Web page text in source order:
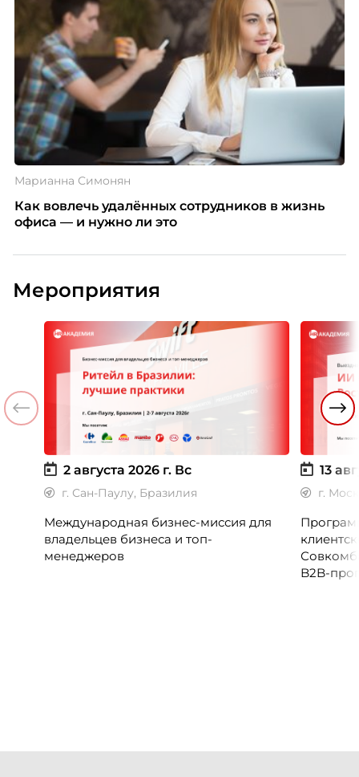
Марианна Симонян
Как вовлечь удалённых сотрудников в жизнь
офиса — и нужно ли это
Мероприятия
2 августа 2026 г. Вс
г. Сан-Паулу, Бразилия
Международная бизнес-миссия для
владельцев бизнеса и топ-
менеджеров
13
г.
B2B-